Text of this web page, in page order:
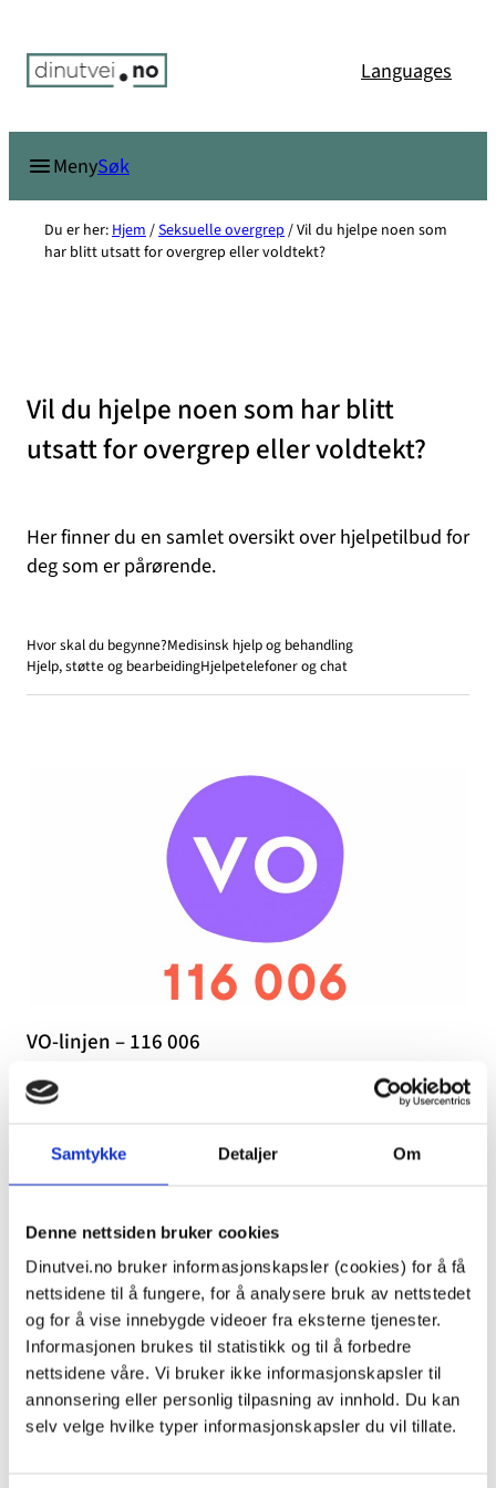
Samtykke Detaljer Om
Denne nettsiden bruker cookies
Dinutvei.no bruker informasjonskapsler (cookies) for å få
nettsidene til å fungere, for å analysere bruk av nettstedet
og for å vise innebygde videoer fra eksterne tjenester.
Informasjonen brukes til statistikk og til å forbedre
nettsidene våre. Vi bruker ikke informasjonskapsler til
annonsering eller personlig tilpasning av innhold. Du kan
selv velge hvilke typer informasjonskapsler du vil tillate.
innhold
Languages
MenySøk
Du er her: Hjem /Seksuelle overgrep /Vil du hjelpe noen som
har blitt utsatt for overgrep eller voldtekt?
Vil du hjelpe noen som har blitt
utsatt for overgrep eller voldtekt?
Her finner du en samlet oversikt over hjelpetilbud for
deg som er pårørende.
Hvor skal du begynne?Medisinsk hjelp og behandling
Hjelp, støtte og bearbeidingHjelpetelefoner og chat
VO-linjen – 116 006
Vold- og overgrepslinjen 116 006 er en hjelpelinje for
relasjoner.